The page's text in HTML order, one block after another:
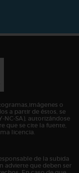
o
a partir de éstos, se
NC-SA), autorizándose
que se cite la fuente,
licencia.
de la subida
advierte que deben ser